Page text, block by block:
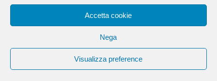
Accetta cookie
Nega
Visualizza preference
Twitter